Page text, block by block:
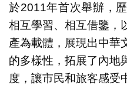
於2011年首次舉辦，
相互學習、相互借鑒，
產為載體，展現出中華
的多樣性，拓展了內地
度，讓市民和旅客感受